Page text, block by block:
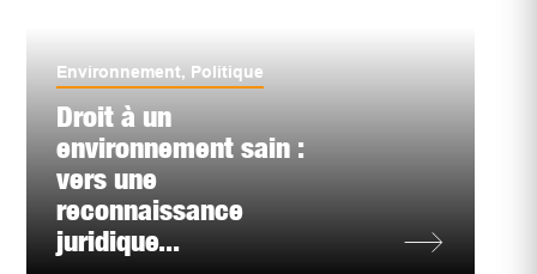
Environnement, Politique
Droit à un
environnement sain :
vers une
reconnaissance
juridique...